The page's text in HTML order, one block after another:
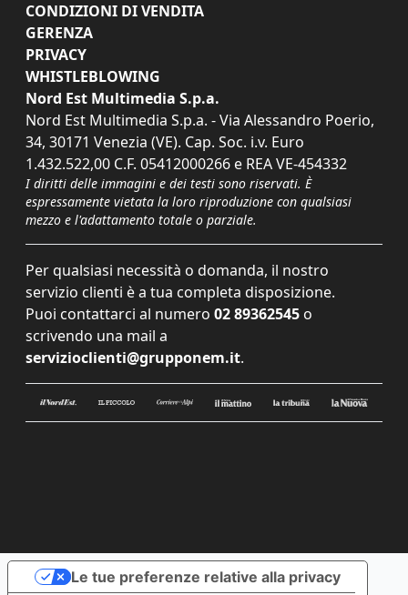
CONDIZIONI DI VENDITA
GERENZA
PRIVACY
WHISTLEBLOWING
Nord Est Multimedia S.p.a.
Nord Est Multimedia S.p.a. - Via Alessandro Poerio,
34, 30171 Venezia (VE). Cap. Soc. i.v. Euro
1.432.522,00 C.F. 05412000266 e REA VE-454332
I diritti delle immagini e dei testi sono riservati. È
espressamente vietata la loro riproduzione con qualsiasi
mezzo e l'adattamento totale o parziale.
Per qualsiasi necessità o domanda, il nostro
servizio clienti è a tua completa disposizione.
Puoi contattarci al numero 02 89362545 o
scrivendo una mail a
servizioclienti@grupponem.it.
Le tue preferenze relative alla privacy